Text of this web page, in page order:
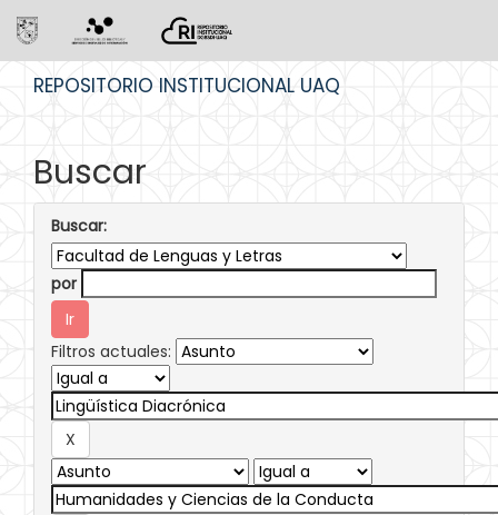
REPOSITORIO INSTITUCIONAL UAQ
Buscar
Buscar:
por
Filtros actuales: